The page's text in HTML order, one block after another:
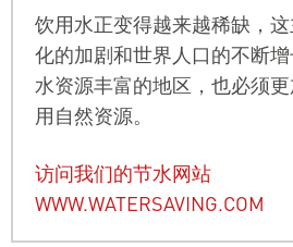
饮用水正变得越来越稀缺，
化的加剧和世界人口的不断
水资源丰富的地区，也必须
用自然资源。
访问我们的节水网站
WWW.WATERSAVING.COM